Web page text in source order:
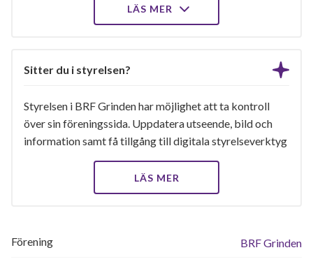
LÄS MER
Sitter du i styrelsen?
Styrelsen i BRF Grinden har möjlighet att ta kontroll
över sin föreningssida. Uppdatera utseende, bild och
information samt få tillgång till digitala styrelseverktyg
LÄS MER
Förening BRF Grinden